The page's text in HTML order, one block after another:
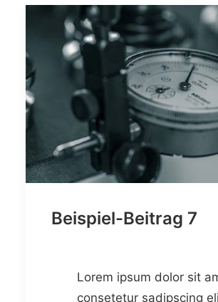
Beispiel-Beitrag 7
Lorem ipsum dolor sit
consetetur sadipscing